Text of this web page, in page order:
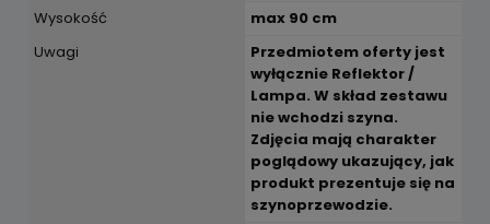
Wysokość
max 90 cm
Uwagi
Przedmiotem oferty jest
wyłącznie Reflektor /
Lampa. W skład zestawu
nie wchodzi szyna.
Zdjęcia mają charakter
poglądowy ukazujący, jak
produkt prezentuje się na
szynoprzewodzie.